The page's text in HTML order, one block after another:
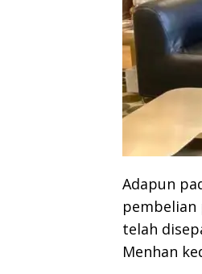
Adapun
pembelian
telah
Menhan